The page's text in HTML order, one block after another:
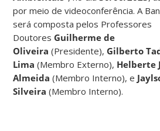
por meio de videoconferência. A
será composta pelos Professores
Doutores Guilherme de
Oliveira (Presidente), Gilberto
Lima (Membro Externo), Helberte
Almeida (Membro Interno), e
Silveira (Membro Interno).